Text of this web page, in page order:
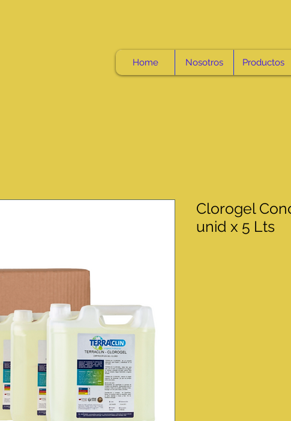
Home Nosotros Productos
Clorogel
unid x 5 Lts